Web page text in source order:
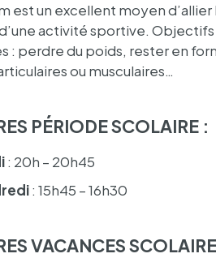
est un excellent moyen
acti­vité spor­tive.
: perdre du poids, rester en
ou muscu­lai­res…
PÉRIODE SCOLAIRE :
: 20h – 20h45
: 15h45 – 16h30
VACANCES